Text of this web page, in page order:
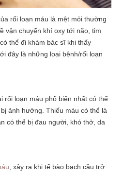
rối loạn máu là mệt mỏi thường
vận chuyển khí oxy tới não, tim
thể đi khám bác sĩ khi thấy
đây là những loại bệnh/rối loạn
rối loạn máu phổ biến nhất có thể
ảnh hưởng. Thiếu máu có thể là
có thể bị đau người, khó thở, da
, xảy ra khi tế bào bạch cầu trở